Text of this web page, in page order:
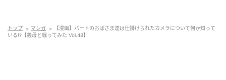
トップ マンガ
【漫画】パートのおばさま達は仕掛けられたカメラについて何か知って
いる!?【義母と戦ってみた Vol.48】